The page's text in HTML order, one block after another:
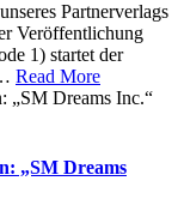
Partnerverlags
Veröffentlichung
1) startet der
Read More
„SM Dreams